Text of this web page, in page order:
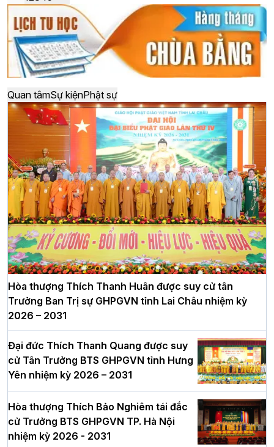
Quan tâmSự kiệnPhật sự
Hòa thượng Thích Thanh Huân được suy cử tân
Trưởng Ban Trị sự GHPGVN tỉnh Lai Châu nhiệm kỳ
2026 – 2031
Đại đức Thích Thanh Quang được suy
cử Tân Trưởng BTS GHPGVN tỉnh Hưng
Yên nhiệm kỳ 2026 – 2031
Hòa thượng Thích Bảo Nghiêm tái đắc
cử Trưởng BTS GHPGVN TP. Hà Nội
nhiệm kỳ 2026 - 2031